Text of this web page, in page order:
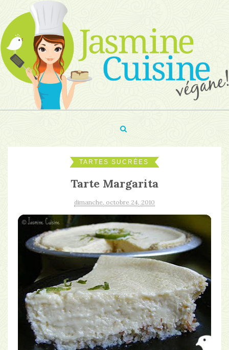
TARTES SUCRÉES
Tarte Margarita
dimanche, octobre 24, 2010